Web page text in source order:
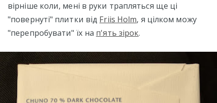
вірніше коли, мені в руки трапляться ще ці
"повернуті" плитки від Friis Holm, я цілком можу
"перепробувати" їх на п'ять зірок.